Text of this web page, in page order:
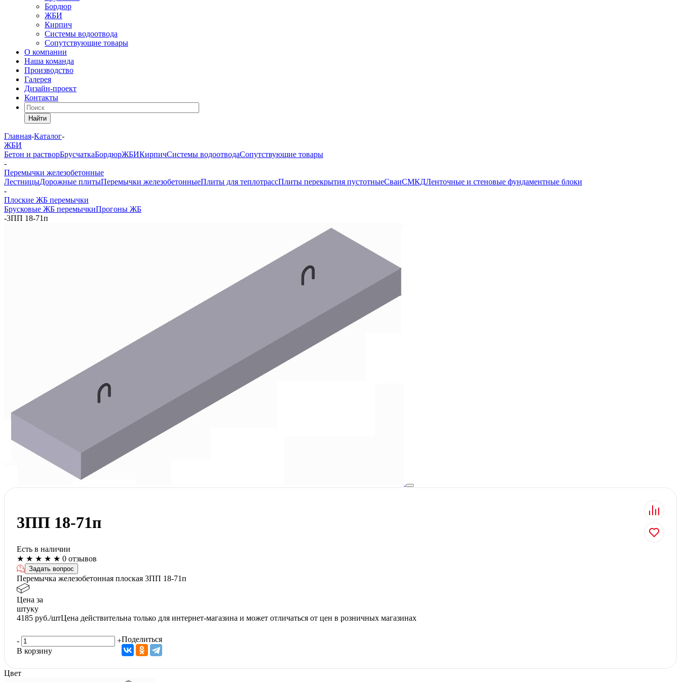
Бордюр
ЖБИ
Кирпич
Системы водоотвода
Сопутствующие товары
О компании
Наша команда
Производство
Галерея
Дизайн-проект
Контакты
Найти
Главная-Каталог-
ЖБИ
Бетон и растворБрусчаткаБордюрЖБИКирпичСистемы водоотводаСопутствующие товары
-
Перемычки железобетонные
ЛестницыДорожные плитыПеремычки железобетонныеПлиты для теплотрассПлиты перекрытия пустотныеСваиСМКДЛенточные и стеновые фундаментные блоки
-
Плоские ЖБ перемычки
Брусковые ЖБ перемычкиПрогоны ЖБ
-3ПП 18-71п
3ПП 18-71п
Есть в наличии
★ ★ ★ ★ ★ 0 отзывов
Задать вопрос
Перемычка железобетонная плоская 3ПП 18-71п
Цена за
штуку
4185 руб./штЦена действительна только для интернет-магазина и может отличаться от цен в розничных магазинах
-
+
В корзину
Поделиться
Цвет